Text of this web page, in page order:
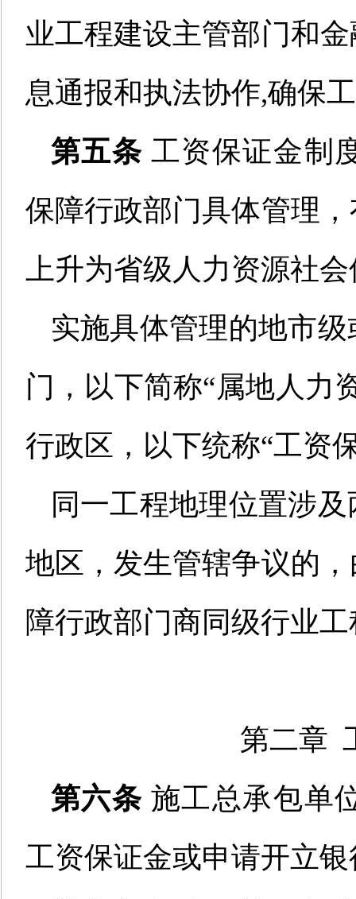
业工程建设主管部门和
息通报和执法协作,确保
第五条 工资保证金制
保障行政部门具体管理，
上升为省级 人力资源社
实施具体管理的地市
门，以下简称“属地人力
行政区，以下统称“工资
同一工程地理位置涉
地区， 发生管辖争议的
障行政部门商同级行业
第二章
第六条 施工总承包单
工资保证金或申请开立银